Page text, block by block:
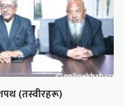
(तस्वीरहरू)